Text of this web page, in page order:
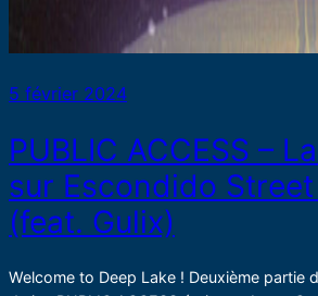
5 février 2024
PUBLIC ACCESS –
sur Escondido
(feat. Gulix)
Welcome to Deep Lake ! Deuxième partie